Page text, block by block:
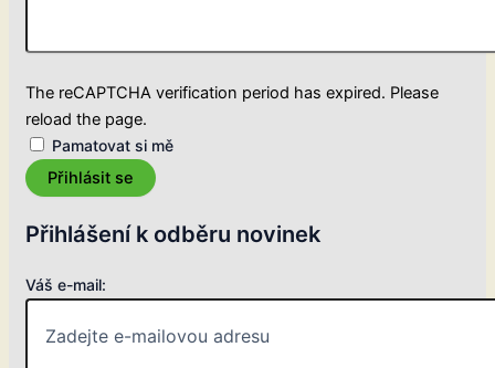
The reCAPTCHA verification period has expired. Please
reload the page.
Pamatovat si mě
Přihlásit se
Přihlášení k odběru novinek
Váš e-mail: